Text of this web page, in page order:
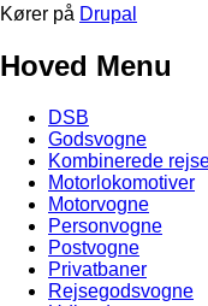
Kører på Drupal
Hoved Menu
DSB
Godsvogne
Kombinerede
Motorlokomotiver
Motorvogne
Personvogne
Postvogne
Privatbaner
Rejsegodsvogne